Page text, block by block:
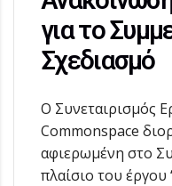
για το
Σχεδιασμό
Ο Συνεταιρισμός
Commonspace
αφιερωμένη στο
πλαίσιo του